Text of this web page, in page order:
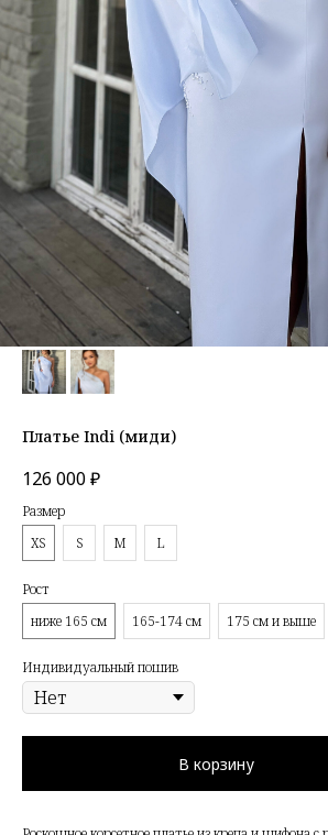
Платье Indi (миди)
126 000₽
Размер
XS
S M L
Рост
ниже 165 см
165-174 см 175 см и выше
Индивидуальный пошив
В корзину